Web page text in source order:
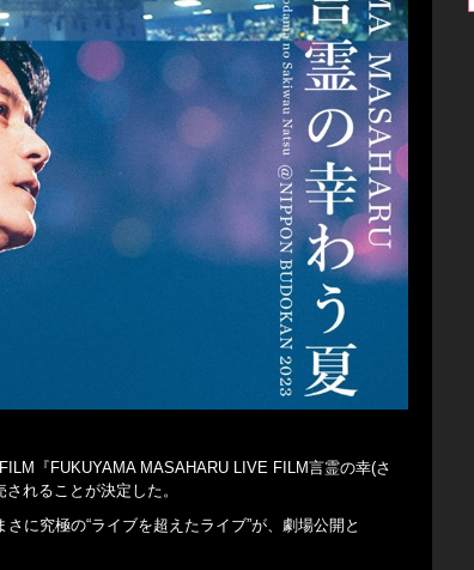
『FUKUYAMA MASAHARU LIVE FILM言霊の幸(さ
れることが決定した。
に究極の“ライブを超えたライブ”が、劇場公開と